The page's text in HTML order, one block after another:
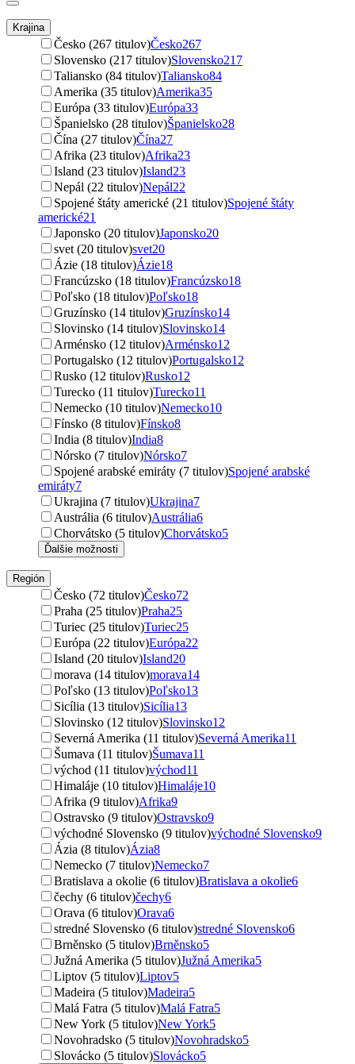
Krajina
Česko (267 titulov)Česko267
Slovensko (217 titulov)Slovensko217
Taliansko (84 titulov)Taliansko84
Amerika (35 titulov)Amerika35
Európa (33 titulov)Európa33
Španielsko (28 titulov)Španielsko28
Čína (27 titulov)Čína27
Afrika (23 titulov)Afrika23
Island (23 titulov)Island23
Nepál (22 titulov)Nepál22
Spojené štáty americké (21 titulov)Spojené štáty
americké21
Japonsko (20 titulov)Japonsko20
svet (20 titulov)svet20
Ázie (18 titulov)Ázie18
Francúzsko (18 titulov)Francúzsko18
Poľsko (18 titulov)Poľsko18
Gruzínsko (14 titulov)Gruzínsko14
Slovinsko (14 titulov)Slovinsko14
Arménsko (12 titulov)Arménsko12
Portugalsko (12 titulov)Portugalsko12
Rusko (12 titulov)Rusko12
Turecko (11 titulov)Turecko11
Nemecko (10 titulov)Nemecko10
Fínsko (8 titulov)Fínsko8
India (8 titulov)India8
Nórsko (7 titulov)Nórsko7
Spojené arabské emiráty (7 titulov)Spojené arabské
emiráty7
Ukrajina (7 titulov)Ukrajina7
Austrália (6 titulov)Austrália6
Chorvátsko (5 titulov)Chorvátsko5
Ďalšie možnosti
Región
Česko (72 titulov)Česko72
Praha (25 titulov)Praha25
Turiec (25 titulov)Turiec25
Európa (22 titulov)Európa22
Island (20 titulov)Island20
morava (14 titulov)morava14
Poľsko (13 titulov)Poľsko13
Sicília (13 titulov)Sicília13
Slovinsko (12 titulov)Slovinsko12
Severná Amerika (11 titulov)Severná Amerika11
Šumava (11 titulov)Šumava11
východ (11 titulov)východ11
Himaláje (10 titulov)Himaláje10
Afrika (9 titulov)Afrika9
Ostravsko (9 titulov)Ostravsko9
východné Slovensko (9 titulov)východné Slovensko9
Ázia (8 titulov)Ázia8
Nemecko (7 titulov)Nemecko7
Bratislava a okolie (6 titulov)Bratislava a okolie6
čechy (6 titulov)čechy6
Orava (6 titulov)Orava6
stredné Slovensko (6 titulov)stredné Slovensko6
Brněnsko (5 titulov)Brněnsko5
Južná Amerika (5 titulov)Južná Amerika5
Liptov (5 titulov)Liptov5
Madeira (5 titulov)Madeira5
Malá Fatra (5 titulov)Malá Fatra5
New York (5 titulov)New York5
Novohradsko (5 titulov)Novohradsko5
Slovácko (5 titulov)Slovácko5